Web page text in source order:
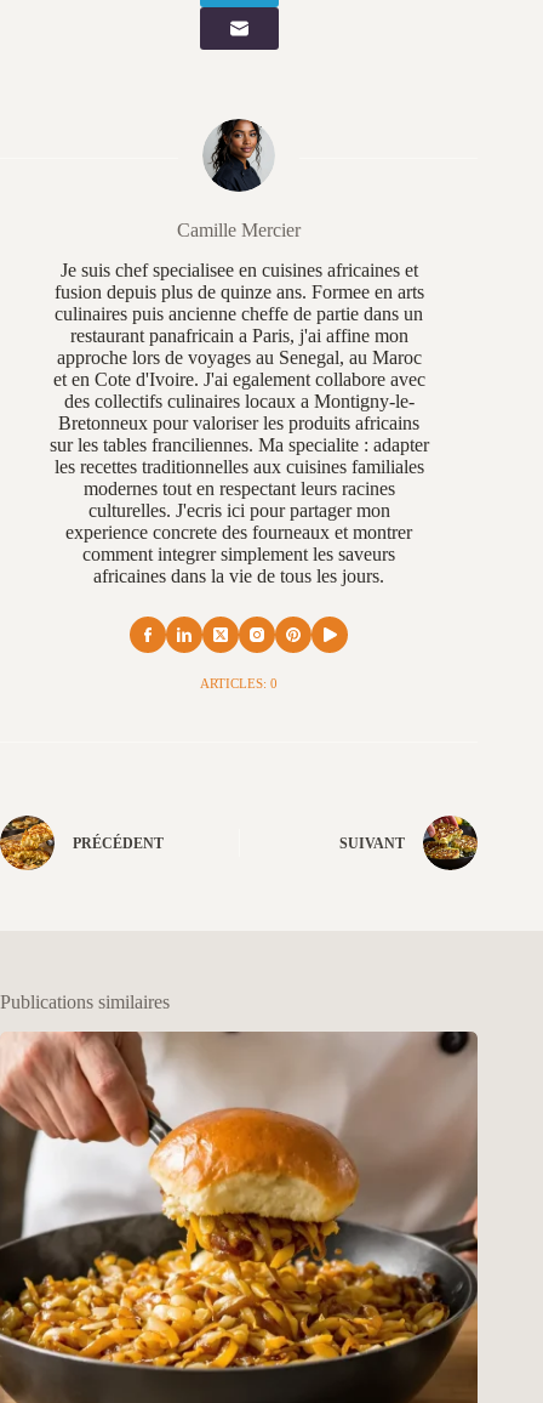
Camille Mercier
Je suis chef specialisee en cuisines africaines et
fusion depuis plus de quinze ans. Formee en arts
culinaires puis ancienne cheffe de partie dans un
restaurant panafricain a Paris, j'ai affine mon
approche lors de voyages au Senegal, au Maroc
et en Cote d'Ivoire. J'ai egalement collabore avec
des collectifs culinaires locaux a Montigny-le-
Bretonneux pour valoriser les produits africains
sur les tables franciliennes. Ma specialite : adapter
les recettes traditionnelles aux cuisines familiales
modernes tout en respectant leurs racines
culturelles. J'ecris ici pour partager mon
experience concrete des fourneaux et montrer
comment integrer simplement les saveurs
africaines dans la vie de tous les jours.
ARTICLES: 0
PRÉCÉDENT SUIVANT
Publications similaires